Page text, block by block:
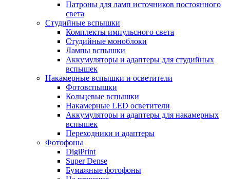
Патроны для ламп источников постоянного
света
Студийные вспышки
Комплекты импульсного света
Студийные моноблоки
Лампы вспышки
Аккумуляторы и адаптеры для студийных
вспышек
Накамерные вспышки и осветители
Фотовспышки
Кольцевые вспышки
Накамерные LED осветители
Аккумуляторы и адаптеры для накамерных
вспышек
Переходники и адаптеры
Фотофоны
DigiPrint
Super Dense
Бумажные фотофоны